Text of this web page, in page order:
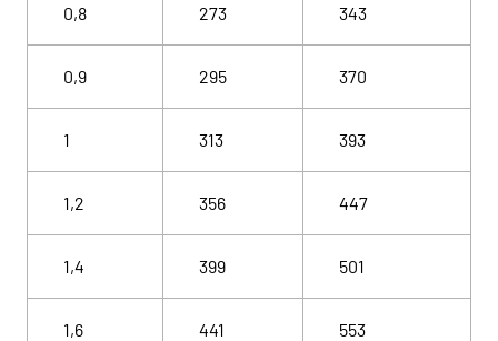
0,8 273 343
0,9 295 370
1 313 393
1,2 356 447
1,4 399 501
1,6 441 553